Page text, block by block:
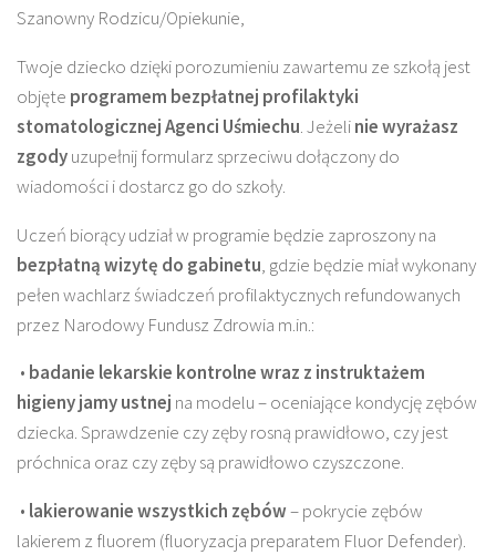
Szanowny Rodzicu/Opiekunie,
Twoje dziecko dzięki porozumieniu zawartemu ze szkołą jest
objęte programem bezpłatnej profilaktyki
stomatologicznej Agenci Uśmiechu. Jeżelinie wyrażasz
zgodyuzupełnij formularz sprzeciwu dołączony do
wiadomości i dostarcz go do szkoły.
Uczeń biorący udział w programie będzie zaproszony na
bezpłatną wizytę do gabinetu, gdzie będzie miał wykonany
pełen wachlarz świadczeń profilaktycznych refundowanych
przez Narodowy Fundusz Zdrowia m.in.:
• badanie lekarskie kontrolne wraz z instruktażem
higieny jamy ustnej na modelu – oceniające kondycję zębów
dziecka. Sprawdzenie czy zęby rosną prawidłowo, czy jest
próchnica oraz czy zęby są prawidłowo czyszczone.
• lakierowanie wszystkich zębów– pokrycie zębów
lakierem z fluorem (fluoryzacja preparatem Fluor Defender).